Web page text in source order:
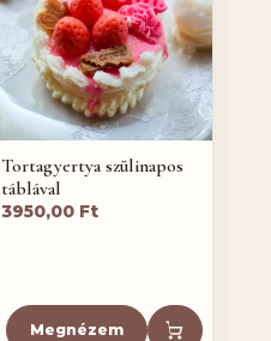
Tortagyertya szülinapos
táblával
3950,00 Ft
Megnézem